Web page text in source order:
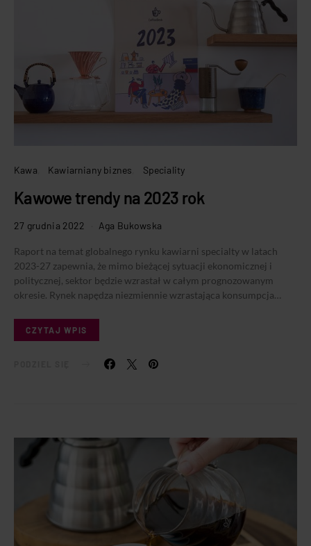
Kawa Kawiarniany biznes Speciality
Kawowe trendy na 2023 rok
27 grudnia 2022 Aga Bukowska
Raport na temat globalnego rynku kawiarni specialty w latach
2023-27 zapewnia, że mimo bieżącej sytuacji ekonomicznej i
politycznej, sektor będzie wzrastał w całym prognozowanym
okresie. Rynek napędza niezmiennie wzrastająca konsumpcja…
CZYTAJ WPIS